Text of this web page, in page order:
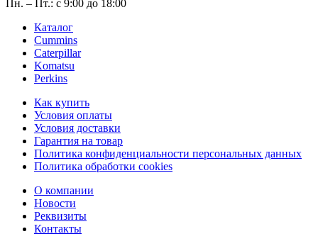
Пн. – Пт.: с 9:00 до 18:00
Каталог
Cummins
Caterpillar
Komatsu
Perkins
Как купить
Условия оплаты
Условия доставки
Гарантия на товар
Политика конфиденциальности персональных данных
Политика обработки cookies
О компании
Новости
Реквизиты
Контакты